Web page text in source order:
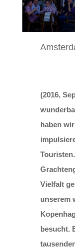
(2016,
haben
Vielfalt
unserem
besucht.